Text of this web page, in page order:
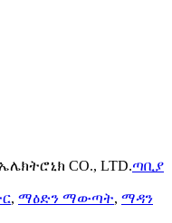
CO., LTD.ጣቢያ
, ማዕድን ማውጣት, ማዳን